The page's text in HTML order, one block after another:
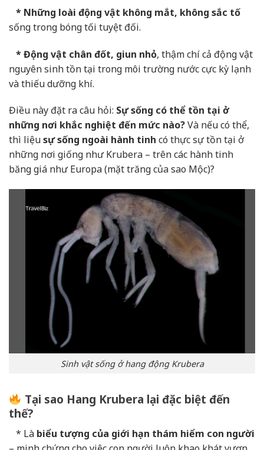
* Những loài động vật không mắt, không sắc tố
sống trong bóng tối tuyệt đối.
* Động vật chân đốt, giun nhỏ, thậm chí cả động vật
nguyên sinh tồn tại trong môi trường nước cực kỳ lạnh
và thiếu dưỡng khí.
Điều này đặt ra câu hỏi: Sự sống có thể tồn tại ở
những nơi khắc nghiệt đến mức nào?Và nếu có thể,
thì liệusự sống ngoài hành tinh có thực sự tồn tại ở
những nơi giống như Krubera – trên các hành tinh
băng giá như Europa (mặt trăng của sao Mộc)?
Sinh vật sống ở hang động Krubera
Tại sao Hang Krubera lại đặc biệt đến
thế?
* Là biểu tượng của giới hạn thám hiểm con người